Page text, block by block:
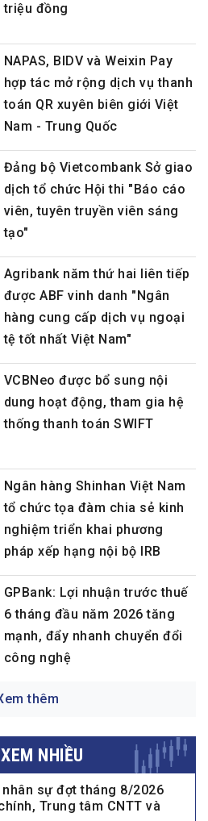
triệu đồng
NAPAS, BIDV và Weixin Pay
hợp tác mở rộng dịch vụ thanh
toán QR xuyên biên giới Việt
Nam - Trung Quốc
Đảng bộ Vietcombank Sở giao
dịch tổ chức Hội thi "Báo cáo
viên, tuyên truyền viên sáng
tạo"
Agribank năm thứ hai liên tiếp
được ABF vinh danh "Ngân
hàng cung cấp dịch vụ ngoại
tệ tốt nhất Việt Nam"
VCBNeo được bổ sung nội
dung hoạt động, tham gia hệ
thống thanh toán SWIFT
Ngân hàng Shinhan Việt Nam
tổ chức tọa đàm chia sẻ kinh
nghiệm triển khai phương
pháp xếp hạng nội bộ IRB
GPBank: Lợi nhuận trước thuế
6 tháng đầu năm 2026 tăng
mạnh, đẩy nhanh chuyển đổi
công nghệ
thêm
NHIỀU
nhân sự đợt tháng 8/2026
Trung tâm CNTT và